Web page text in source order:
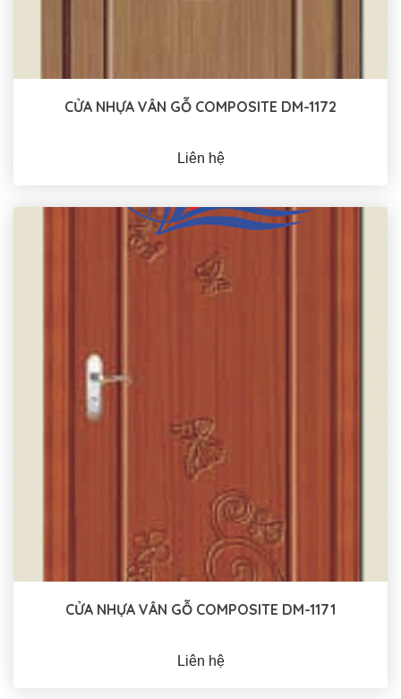
CỬA NHỰA VÂN GỖ COMPOSITE DM-1172
Liên hệ
CỬA NHỰA VÂN GỖ COMPOSITE DM-1171
Liên hệ